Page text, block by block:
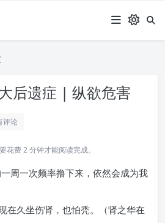
后遗症 | 纵欲危害
评论
花费 2 分钟才能阅读完成。
周一次频率撸下来，依然会成为我
在久坐伤肾，也怕秃。（肾之华在